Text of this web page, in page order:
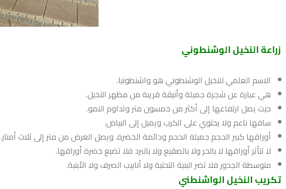
زراعة النخيل الوشنطوني
الاسم العلمي للنخيل الوشنطوني هو واشنطونيا.
هي عبارة عن شجرة جميلة وأنيقة قريبة من مظهر النخيل.
حيث يصل ارتفاعها إلى أكثر من خمسون متر وتداوم النمو.
ساقها ناعم ولا يحتوي على الكرب ويميل إلى البياض.
أوراقها كبير الحجم جميلة الحجم ودائمة الخضرة. ويصل العرض من متر إلى ثلاث أمتار.
لا تتأثر أوراقها لا بالحر ولا بالصقيع ولا بالبرد فلا تضيع خضرة أوراقها.
متوسطة الجذور فلا تضر البنية التحتية ولا أنابيب الصرف ولا الأبنية.
تكريب النخيل الواشنطني